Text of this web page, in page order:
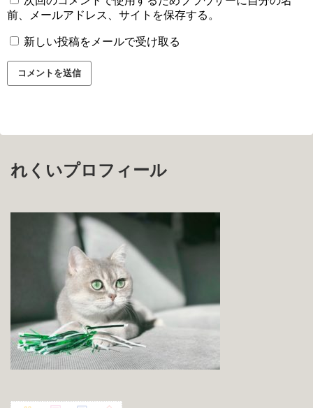
前、メールアドレス、サイトを保存する。
新しい投稿をメールで受け取る
れくいプロフィール